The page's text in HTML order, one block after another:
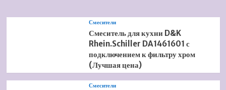
Смесители
Смеситель для кухни D&K
Rhein.Schiller DA1461601 с
подключением к фильтру хром
(Лучшая цена)
Смесители